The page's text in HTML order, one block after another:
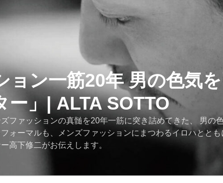
ョン一筋20年 男の色気
ー」| ALTA SOTTO
ファッションの真髄を20年一筋に突き詰めてきた、 男の
ォーマルも、メンズファッションにまつわるイロハとと
高下修二がお伝えします。